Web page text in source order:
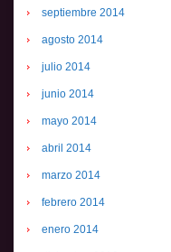
septiembre 2014
agosto 2014
julio 2014
junio 2014
mayo 2014
abril 2014
marzo 2014
febrero 2014
enero 2014